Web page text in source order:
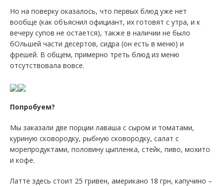
Но на поверку оказалось, что первых блюд уже нет
вообще (как объяснил официант, их готовят с утра, и к
вечеру супов не остается), также в наличии не было
бОльшей части десертов, сидра (он есть в меню) и
фрешей. В общем, примерно треть блюд из меню
отсутствовала вовсе.
Попробуем?
Мы заказали две порции лаваша с сыром и томатами,
куриную сковородку, рыбную сковородку, салат с
морепродуктами, половину цыпленка, стейк, пиво, мохито
и кофе.
Латте здесь стоит 25 гривен, американо 18 грн, капучино –